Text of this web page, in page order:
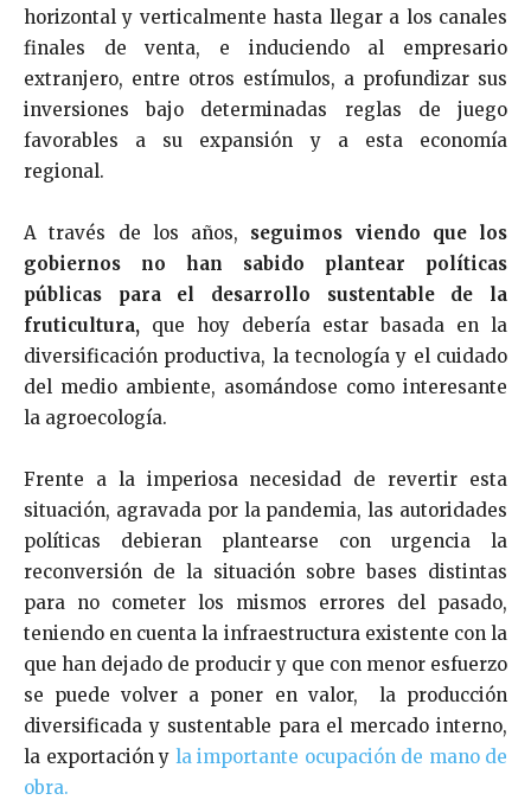
horizontal y verticalmente hasta llegar a los canales
finales de venta, e induciendo al empresario
extranjero, entre otros estímulos, a profundizar sus
inversiones bajo determinadas reglas de juego
favorables a su expansión y a esta economía
regional.
A través de los años, seguimos viendo que los
gobiernos no han sabido plantear políticas
públicas para el desarrollo sustentable de la
fruticultura, que hoy debería estar basada en la
diversificación productiva, la tecnología y el cuidado
del medio ambiente, asomándose como interesante
la agroecología.
Frente a la imperiosa necesidad de revertir esta
situación, agravada por la pandemia, las autoridades
políticas debieran plantearse con urgencia la
reconversión de la situación sobre bases distintas
para no cometer los mismos errores del pasado,
teniendo en cuenta la infraestructura existente con la
que han dejado de producir y que con menor esfuerzo
se puede volver a poner en valor, la producción
diversificada y sustentable para el mercado interno,
la exportación y la importante ocupación de mano de
obra.